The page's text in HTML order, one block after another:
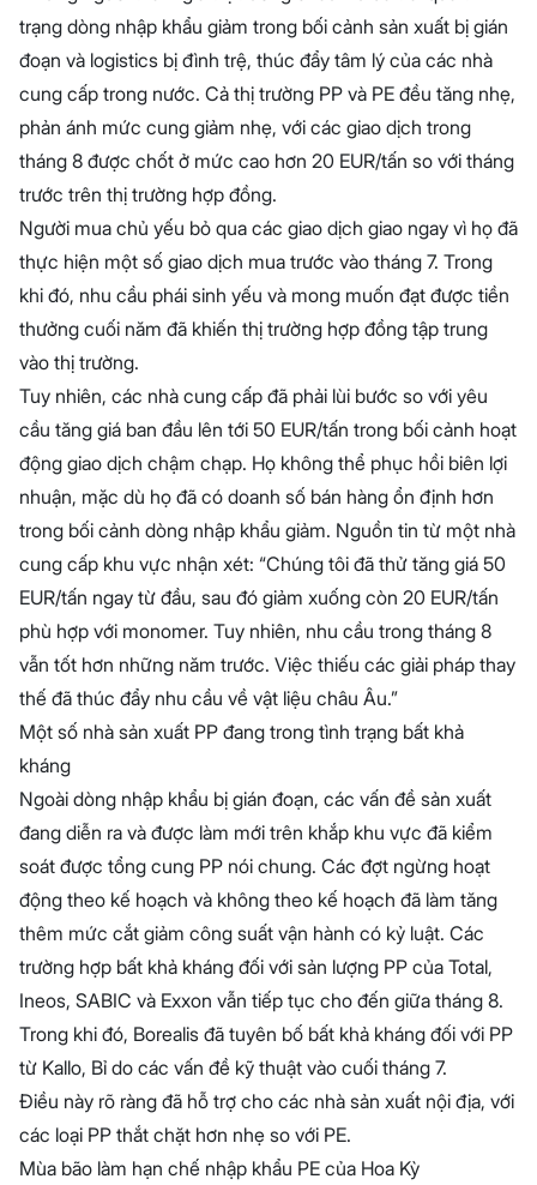
trạng dòng nhập khẩu giảm trong bối cảnh sản xuất bị gián
đoạn và logistics bị đình trệ, thúc đẩy tâm lý của các nhà
cung cấp trong nước. Cả thị trường PP và PE đều tăng nhẹ,
phản ánh mức cung giảm nhẹ, với các giao dịch trong
tháng 8 được chốt ở mức cao hơn 20 EUR/tấn so với tháng
trước trên thị trường hợp đồng.
Người mua chủ yếu bỏ qua các giao dịch giao ngay vì họ đã
thực hiện một số giao dịch mua trước vào tháng 7. Trong
khi đó, nhu cầu phái sinh yếu và mong muốn đạt được tiền
thưởng cuối năm đã khiến thị trường hợp đồng tập trung
vào thị trường.
Tuy nhiên, các nhà cung cấp đã phải lùi bước so với yêu
cầu tăng giá ban đầu lên tới 50 EUR/tấn trong bối cảnh hoạt
động giao dịch chậm chạp. Họ không thể phục hồi biên lợi
nhuận, mặc dù họ đã có doanh số bán hàng ổn định hơn
trong bối cảnh dòng nhập khẩu giảm. Nguồn tin từ một nhà
cung cấp khu vực nhận xét: “Chúng tôi đã thử tăng giá 50
EUR/tấn ngay từ đầu, sau đó giảm xuống còn 20 EUR/tấn
phù hợp với monomer. Tuy nhiên, nhu cầu trong tháng 8
vẫn tốt hơn những năm trước. Việc thiếu các giải pháp thay
thế đã thúc đẩy nhu cầu về vật liệu châu Âu.”
Một số nhà sản xuất PP đang trong tình trạng bất khả
kháng
Ngoài dòng nhập khẩu bị gián đoạn, các vấn đề sản xuất
đang diễn ra và được làm mới trên khắp khu vực đã kiểm
soát được tổng cung PP nói chung. Các đợt ngừng hoạt
động theo kế hoạch và không theo kế hoạch đã làm tăng
thêm mức cắt giảm công suất vận hành có kỷ luật. Các
trường hợp bất khả kháng đối với sản lượng PP của Total,
Ineos, SABIC và Exxon vẫn tiếp tục cho đến giữa tháng 8.
Trong khi đó, Borealis đã tuyên bố bất khả kháng đối với PP
từ Kallo, Bỉ do các vấn đề kỹ thuật vào cuối tháng 7.
Điều này rõ ràng đã hỗ trợ cho các nhà sản xuất nội địa, với
các loại PP thắt chặt hơn nhẹ so với PE.
Mùa bão làm hạn chế nhập khẩu PE của Hoa Kỳ